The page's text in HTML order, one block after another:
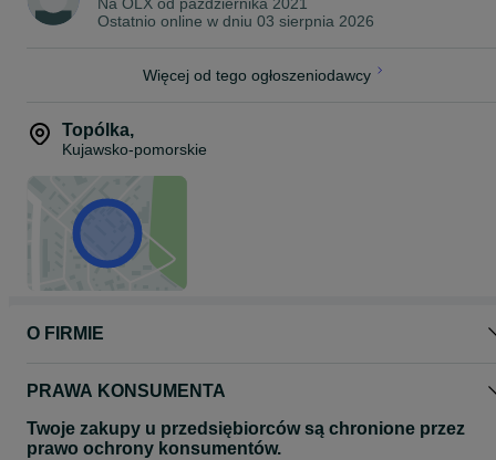
Ostatnio online w dniu 03 sierpnia 2026
Więcej od tego ogłoszeniodawcy
Topólka,
Kujawsko-pomorskie
O FIRMIE
PRAWA KONSUMENTA
Twoje zakupy u przedsiębiorców są chronione przez
prawo ochrony konsumentów.